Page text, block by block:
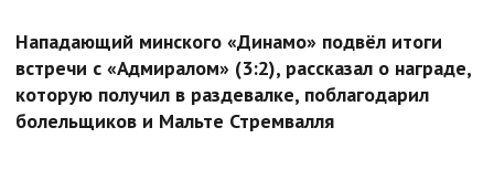
Нападающий минского «Динамо» подвёл итоги
встречи с «Адмиралом» (3:2), рассказал о награде,
которую получил в раздевалке, поблагодарил
болельщиков и Мальте Стремвалля